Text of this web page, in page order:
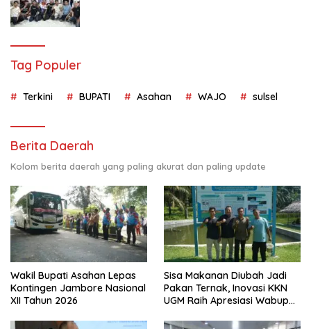
Tag Populer
Terkini BUPATI Asahan WAJO sulsel
Berita Daerah
Kolom berita daerah yang paling akurat dan paling update
Wakil Bupati Asahan Lepas
Kontingen Jambore Nasional
XII Tahun 2026
Sisa Makanan Diubah Jadi
Pakan Ternak, Inovasi KKN
UGM Raih Apresiasi Wabup